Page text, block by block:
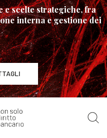
e scelte strategiche, fra
interna e gestione dei
Artificiale